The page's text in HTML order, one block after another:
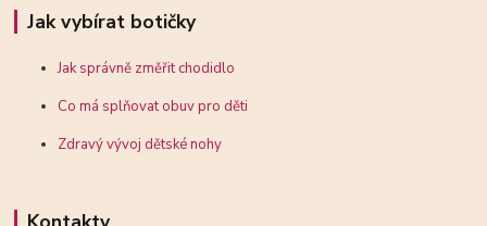
Jak vybírat botičky
Jak správně změřit chodidlo
Co má splňovat obuv pro děti
Zdravý vývoj dětské nohy